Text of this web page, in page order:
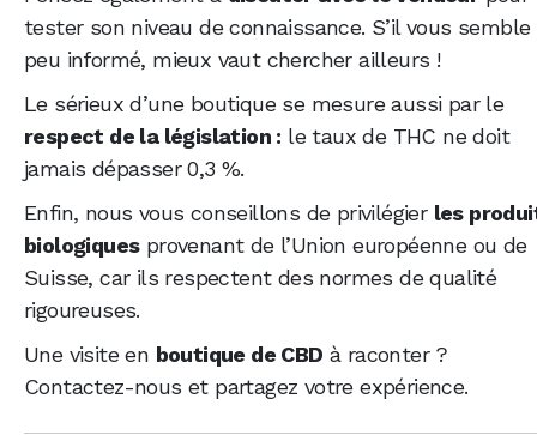
tester son niveau de connaissance. S’il vous semble
peu informé, mieux vaut chercher ailleurs !
Le sérieux d’une boutique se mesure aussi par le
respect de la législation : le taux de THC ne doit
jamais dépasser 0,3 %.
Enfin, nous vous conseillons de privilégier les
biologiquesprovenant de l’Union européenne ou de
Suisse, car ils respectent des normes de qualité
rigoureuses.
Une visite en boutique de CBD à raconter ?
Contactez-nous et partagez votre expérience.